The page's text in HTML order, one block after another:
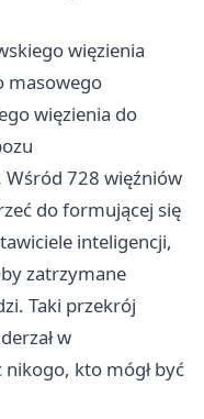
więzienia
masowego
więzienia do
Wśród 728 więźniów
do formującej się
inteligencji,
zatrzymane
Taki przekrój
w
nikogo, kto mógł być